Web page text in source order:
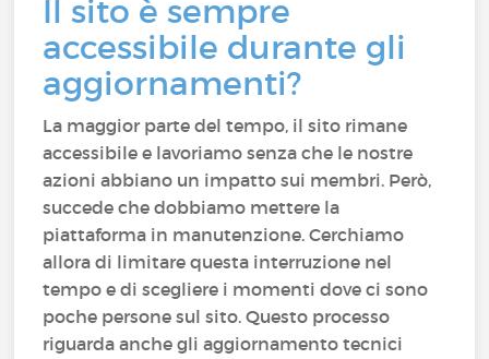
Il sito è sempre
accessibile durante gli
aggiornamenti?
La maggior parte del tempo, il sito rimane
accessibile e lavoriamo senza che le nostre
azioni abbiano un impatto sui membri. Però,
succede che dobbiamo mettere la
piattaforma in manutenzione. Cerchiamo
allora di limitare questa interruzione nel
tempo e di scegliere i momenti dove ci sono
poche persone sul sito. Questo processo
riguarda anche gli aggiornamento tecnici